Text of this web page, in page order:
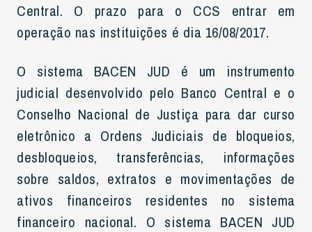
Central. O prazo para o CCS entrar em
operação nas instituições é dia 16/08/2017.
O sistema BACEN JUD é um instrumento
judicial desenvolvido pelo Banco Central e o
Conselho Nacional de Justiça para dar curso
eletrônico a Ordens Judiciais de bloqueios,
desbloqueios, transferências, informações
sobre saldos, extratos e movimentações de
ativos financeiros residentes no sistema
financeiro nacional. O sistema BACEN JUD